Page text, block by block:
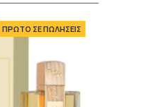
Ο Έλεγχος Κάμερας σου
πρόσβαση στις
να βγάλεις την
ΠΡΩΤΟ ΣΕ ΠΩΛΗΣΕΙΣ